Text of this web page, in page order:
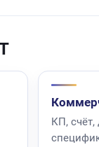
КП, счёт,